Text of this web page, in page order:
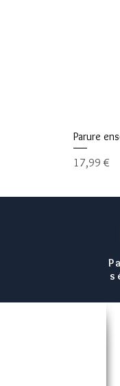
Parure
Prix
17,99 €